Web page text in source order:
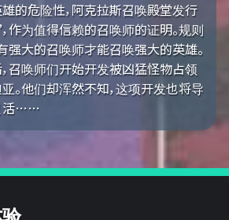
的危险性，阿克拉斯召唤殿堂发行
作为值得信赖的召唤师的证明。规则
强大的召唤师才能召唤强大的英雄。
召唤师们开始开发被凶猛怪物占领
。他们却浑然不知，这项开发也将导
活……